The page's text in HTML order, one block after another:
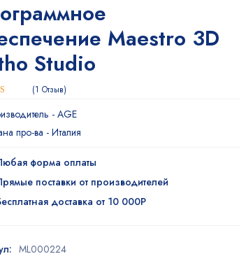
Maestro 3D
Studio
5
1 Отзыв
-AGE
про-ва -Италия
форма оплаты
поставки от производителей
доставка от 10 000Р
ML000224